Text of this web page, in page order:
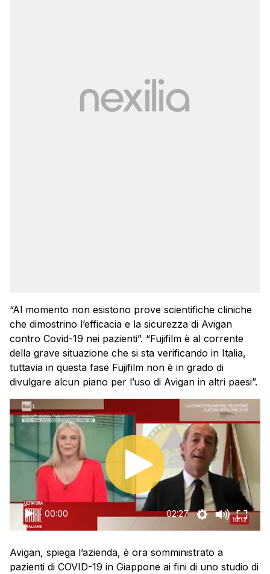
“Al momento non esistono prove scientifiche cliniche
che dimostrino l’efficacia e la sicurezza di Avigan
contro Covid-19 nei pazienti”. “Fujifilm è al corrente
della grave situazione che si sta verificando in Italia,
tuttavia in questa fase Fujifilm non è in grado di
divulgare alcun piano per l’uso di Avigan in altri paesi”.
00:00 02:27
Avigan, spiega l’azienda, è ora somministrato a
pazienti di COVID-19 in Giappone ai fini di uno studio di